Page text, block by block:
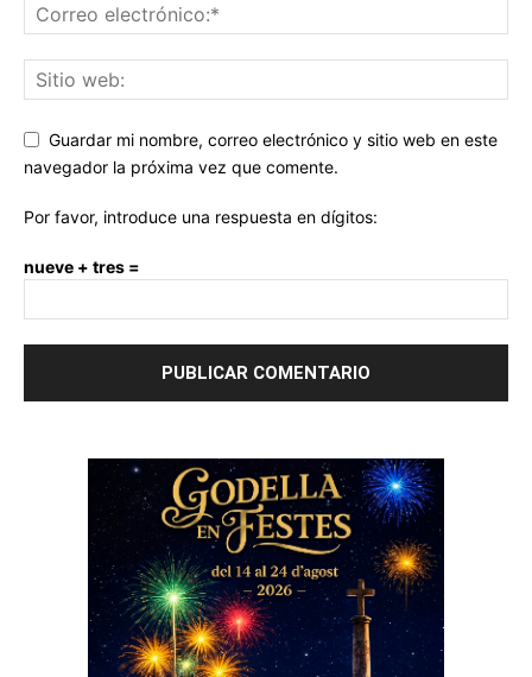
Guardar mi nombre, correo electrónico y sitio web en este
navegador la próxima vez que comente.
Por favor, introduce una respuesta en dígitos:
nueve + tres =